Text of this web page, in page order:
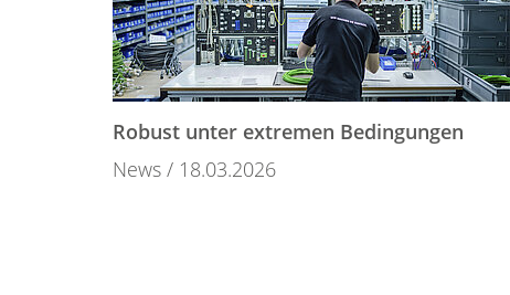
Robust unter extremen Bedingungen
News
18.03.2026